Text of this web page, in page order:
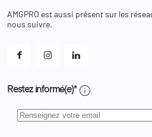
Et les cookies ?
AMGPRO est aussi présent sur les
nous suivre.
Restez informé(e)* info